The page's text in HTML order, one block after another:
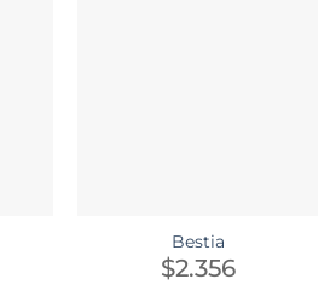
Bestia
$2.356